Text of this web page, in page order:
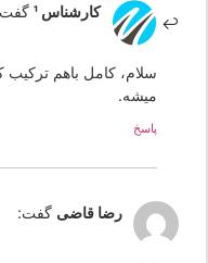
کارشناس 1 گفت:
میشه.
رضا قاضی گفت: